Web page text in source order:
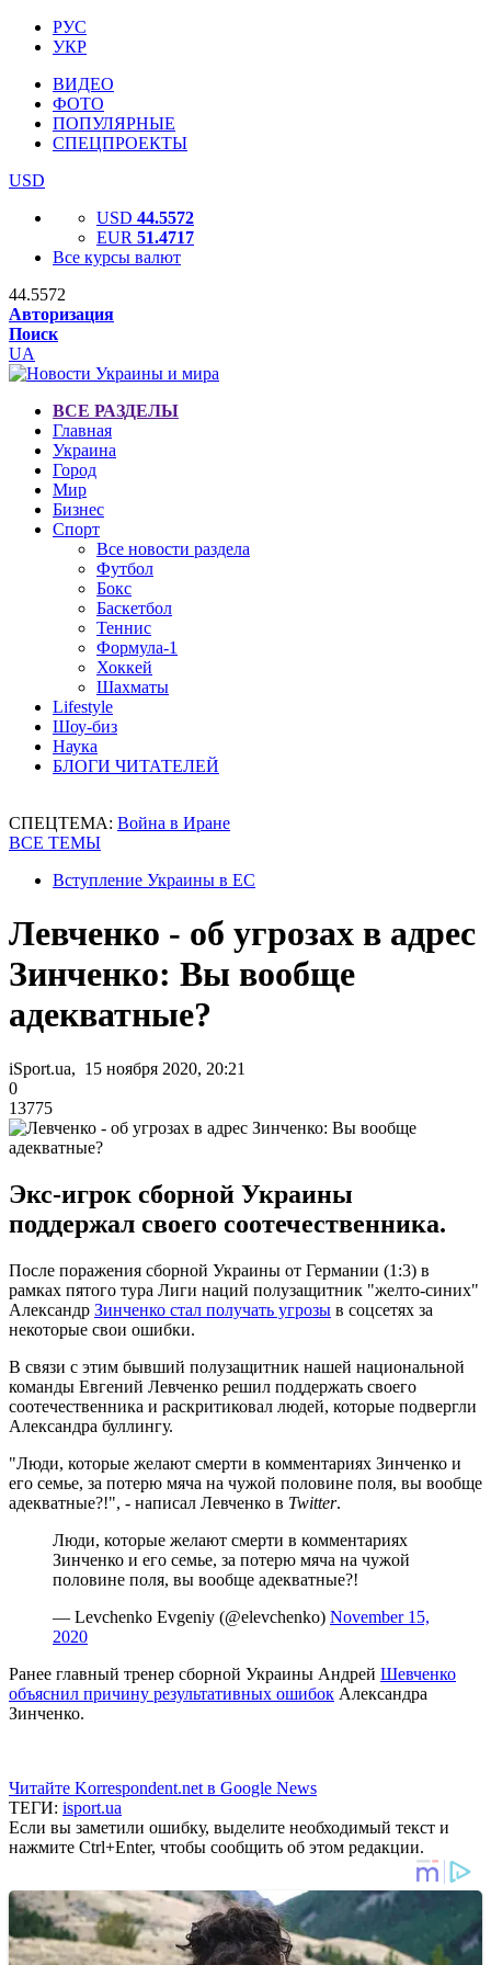
РУС
УКР
ВИДЕО
ФОТО
ПОПУЛЯРНЫЕ
СПЕЦПРОЕКТЫ
USD
USD 44.5572
EUR 51.4717
Все курсы валют
44.5572
Авторизация
Поиск
UA
ВСЕ РАЗДЕЛЫ
Главная
Украина
Город
Мир
Бизнес
Спорт
Все новости раздела
Футбол
Бокс
Баскетбол
Теннис
Формула-1
Хоккей
Шахматы
Lifestyle
Шоу-биз
Наука
БЛОГИ ЧИТАТЕЛЕЙ
СПЕЦТЕМА: Война в Иране
ВСЕ ТЕМЫ
Вступление Украины в ЕС
Левченко - об угрозах в адрес
Зинченко: Вы вообще
адекватные?
iSport.ua, 15 ноября 2020, 20:21
0
13775
Экс-игрок сборной Украины
поддержал своего соотечественника.
После поражения сборной Украины от Германии (1:3) в
рамках пятого тура Лиги наций полузащитник "желто-синих"
Александр Зинченко стал получать угрозы в соцсетях за
некоторые свои ошибки.
В связи с этим бывший полузащитник нашей национальной
команды Евгений Левченко решил поддержать своего
соотечественника и раскритиковал людей, которые подвергли
Александра буллингу.
"Люди, которые желают смерти в комментариях Зинченко и
его семье, за потерю мяча на чужой половине поля, вы вообще
адекватные?!", - написал Левченко в Twitter.
Люди, которые желают смерти в комментариях
Зинченко и его семье, за потерю мяча на чужой
половине поля, вы вообще адекватные?!
— Levchenko Evgeniy (@elevchenko) November 15,
2020
Ранее главный тренер сборной Украины Андрей Шевченко
объяснил причину результативных ошибок Александра
Зинченко.
Читайте Korrespondent.net в Google News
ТЕГИ: isport.ua
Если вы заметили ошибку, выделите необходимый текст и
нажмите Ctrl+Enter, чтобы сообщить об этом редакции.